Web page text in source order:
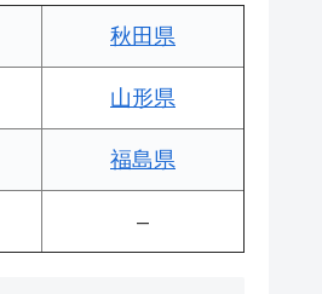
秋田県
山形県
福島県
–